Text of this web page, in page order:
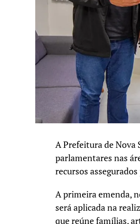
A Prefeitura de Nova
parlamentares nas
recursos
A primeira emenda,
será aplicada na
que reúne famílias,